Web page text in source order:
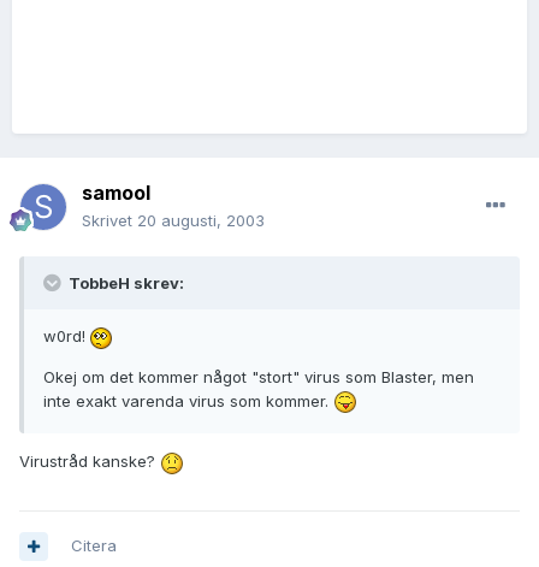
samool
Skrivet 20 augusti, 2003
TobbeH skrev:
w0rd!
Okej om det kommer något "stort" virus som Blaster, men
inte exakt varenda virus som kommer.
Virustråd kanske?
Citera